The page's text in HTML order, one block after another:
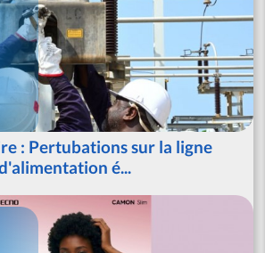
: Pertubations sur la ligne
é...